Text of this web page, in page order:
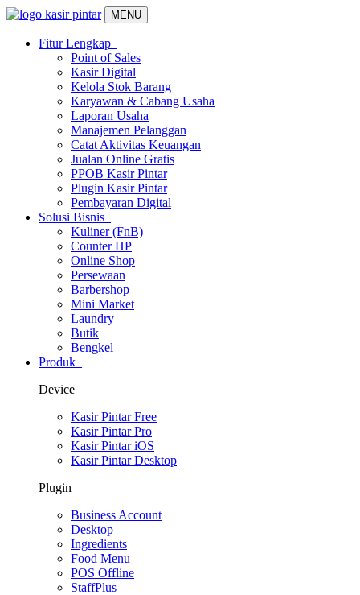
MENU
Fitur Lengkap
Point of Sales
Kasir Digital
Kelola Stok Barang
Karyawan & Cabang Usaha
Laporan Usaha
Manajemen Pelanggan
Catat Aktivitas Keuangan
Jualan Online Gratis
PPOB Kasir Pintar
Plugin Kasir Pintar
Pembayaran Digital
Solusi Bisnis
Kuliner (FnB)
Counter HP
Online Shop
Persewaan
Barbershop
Mini Market
Laundry
Butik
Bengkel
Produk
Device
Kasir Pintar Free
Kasir Pintar Pro
Kasir Pintar iOS
Kasir Pintar Desktop
Plugin
Business Account
Desktop
Ingredients
Food Menu
POS Offline
StaffPlus